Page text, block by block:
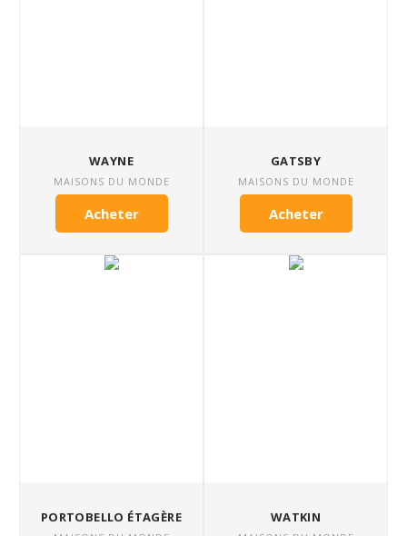
WAYNE
MAISONS DU MONDE
Acheter
GATSBY
MAISONS DU MONDE
Acheter
PORTOBELLO ÉTAGÈRE WATKIN